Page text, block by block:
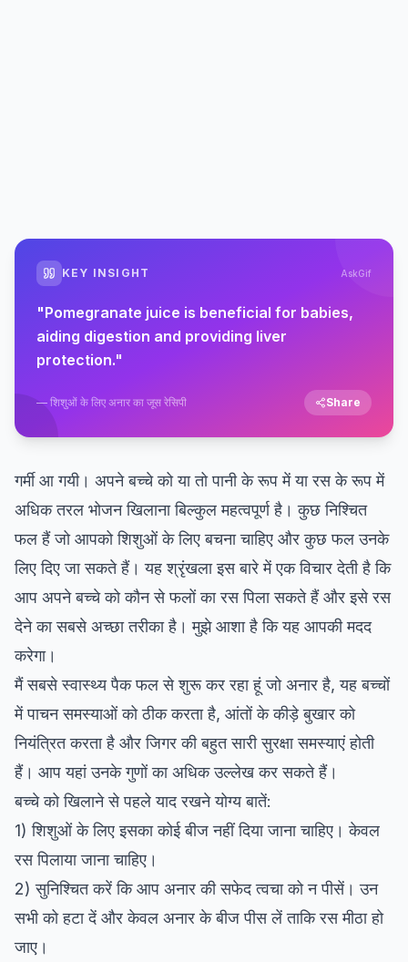
KEY INSIGHT AskGif
"Pomegranate juice is beneficial for babies,
aiding digestion and providing liver
protection."
— शिशुओं के लिए अनार का जूस रेसिपी Share
गर्मी आ गयी। अपने बच्चे को या तो पानी के रूप में या रस के रूप में
अधिक तरल भोजन खिलाना बिल्कुल महत्वपूर्ण है। कुछ निश्चित
फल हैं जो आपको शिशुओं के लिए बचना चाहिए और कुछ फल उनके
लिए दिए जा सकते हैं। यह श्रृंखला इस बारे में एक विचार देती है कि
आप अपने बच्चे को कौन से फलों का रस पिला सकते हैं और इसे रस
देने का सबसे अच्छा तरीका है। मुझे आशा है कि यह आपकी मदद
करेगा।
मैं सबसे स्वास्थ्य पैक फल से शुरू कर रहा हूं जो अनार है, यह बच्चों
में पाचन समस्याओं को ठीक करता है, आंतों के कीड़े बुखार को
नियंत्रित करता है और जिगर की बहुत सारी सुरक्षा समस्याएं होती
हैं। आप यहां उनके गुणों का अधिक उल्लेख कर सकते हैं।
बच्चे को खिलाने से पहले याद रखने योग्य बातें:
1) शिशुओं के लिए इसका कोई बीज नहीं दिया जाना चाहिए। केवल
रस पिलाया जाना चाहिए।
2) सुनिश्चित करें कि आप अनार की सफेद त्वचा को न पीसें। उन
सभी को हटा दें और केवल अनार के बीज पीस लें ताकि रस मीठा हो
जाए।